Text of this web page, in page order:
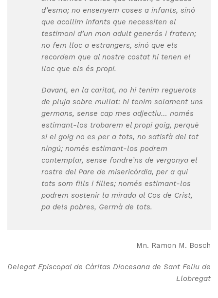
d’esma; no ensenyem coses a infants, sinó
que acollim infants que necessiten el
testimoni d’un mon adult generós i fratern;
no fem lloc a estrangers, sinó que els
recordem que al nostre costat hi tenen el
lloc que els és propi.
Davant, en la caritat, no hi tenim reguerots
de pluja sobre mullat: hi tenim solament uns
germans, sense cap mes adjectiu… només
estimant-los trobarem el propi goig, perquè
si el goig no es per a tots, no satisfà del tot
ningú; només estimant-los podrem
contemplar, sense fondre’ns de vergonya el
rostre del Pare de misericòrdia, per a qui
tots som fills i filles; només estimant-los
podrem sostenir la mirada al Cos de Crist,
pa dels pobres, Germà de tots.
Mn. Ramon M. Bosch
Delegat Episcopal de Càritas Diocesana de Sant Feliu de
Llobregat